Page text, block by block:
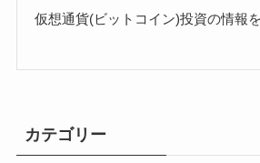
仮想通貨(ビットコイン)投資の情報
カテゴリー